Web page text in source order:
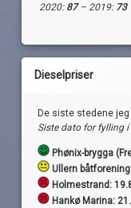
2020: 87– 2019: 73
Dieselpriser
De siste stedene
Siste dato for fylling i
Phønix-brygga
Ullern
Holmestrand:
Hankø Marina: